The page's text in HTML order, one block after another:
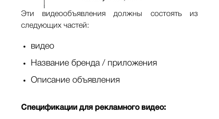
Эти видеообъявления должны состоять из
следующих частей:
видео
Название бренда / приложения
Описание объявления
Спецификации для рекламного видео: